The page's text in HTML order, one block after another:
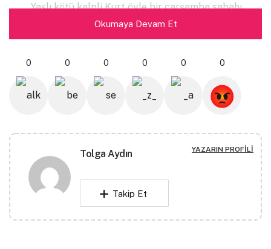
Yaşlı kötü kalpli Kurt öyle bir çarşamba sabahı
öldü. Özel bir gün değildi. Ne yaz hasadı kutlanıyordu ne
ülker fırtınasının son günüydü, ne de kutsaldı. Yağmur
çekildi ve kasları gerilirken ulumadan, sessizce nefesi
bedeninden süzüldü. Ertesi gün cenazesini defnetmek
için toplanan kısır topluluğun içinde Kırmızı Başlıklı Kız
Vlad Tepeş genzini temizleyip beyaz kefene
sarılmış kemikli bedeni defnetmeden önce bir şeyler
söylemek istedi: “Ah onurlu ölünün yüce dostu İsa
efendimiz, onu Aziz Peter’in kapısına taşırken bütün
acılarından azad eyle ve… Ah, üzgünüm uzun zamandır
bu tip şeylerle uğraşmadım. En son gittiğim,
Okumaya Devam Et
0 0 0 0 0 0
Tolga Aydın YAZARIN PROFILI
Takip Et